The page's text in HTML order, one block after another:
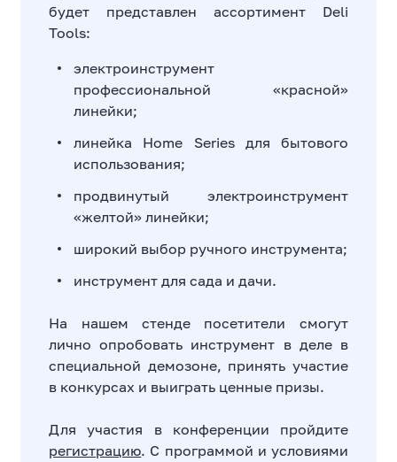
будет представлен ассортимент Deli
Tools:
электроинструмент
профессиональной «красной»
линейки;
линейка Home Series для бытового
использования;
продвинутый электроинструмент
«желтой» линейки;
широкий выбор ручного инструмента;
инструмент для сада и дачи.
На нашем стенде посетители смогут
лично опробовать инструмент в деле в
специальной демозоне, принять участие
в конкурсах и выиграть ценные призы.
Для участия в конференции пройдите
регистрацию. С программой и условиями